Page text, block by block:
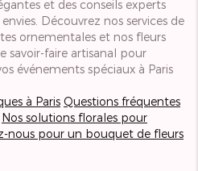
et des conseils experts
Découvrez nos services de
ornementales et nos fleurs
savoir-faire artisanal pour
événements spéciaux à Paris
à Paris Questions fréquentes
Nos solutions florales pour
nous pour un bouquet de fleurs